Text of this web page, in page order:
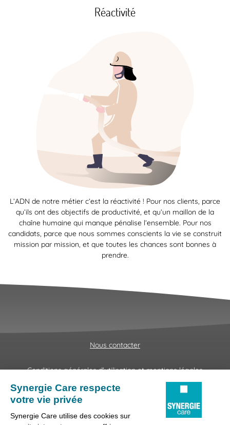
Réactivité
L’ADN de notre métier c’est la réactivité ! Pour nos clients, parce
qu’ils ont des objectifs de productivité, et qu’un maillon de la
chaîne humaine qui manque pénalise l’ensemble. Pour nos
candidats, parce que nous sommes conscients la vie se construit
mission par mission, et que toutes les chances sont bonnes à
prendre.
Nous contacter
Conditions générales d'utilisation et mentions légales
Fraudes & Hameçonnages
Lanceur d'alertes